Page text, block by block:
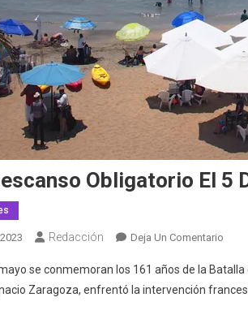
Obligatorio El 5
Redacción Deja Un Comentario
se conmemoran los 161 años de la
Zaragoza, enfrentó la intervención